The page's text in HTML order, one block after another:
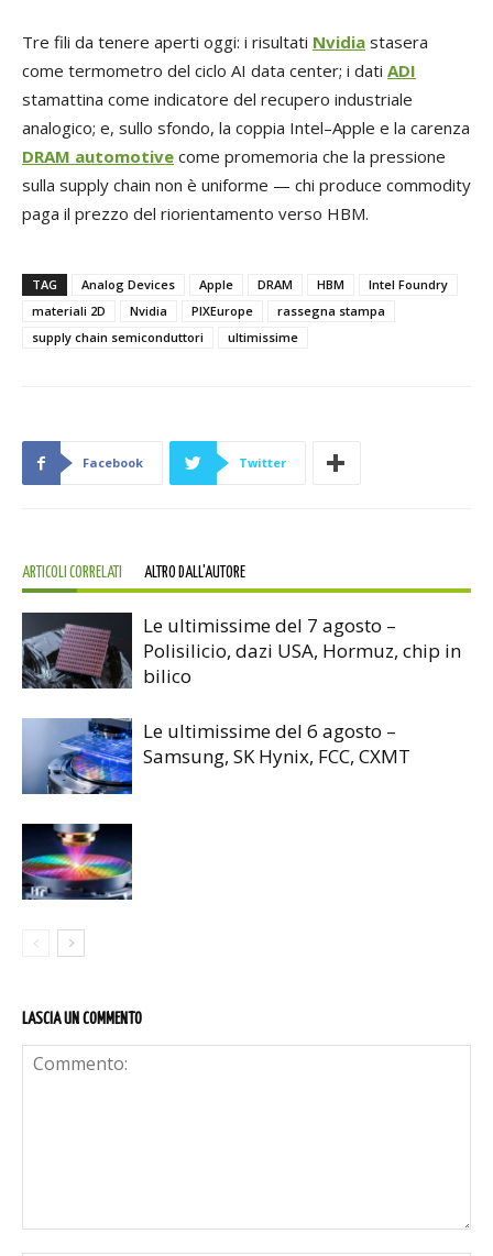
Tre fili da tenere aperti oggi: i risultati Nvidia stasera
come termometro del ciclo AI data center; i dati ADI
stamattina come indicatore del recupero industriale
analogico; e, sullo sfondo, la coppia Intel–Apple e la carenza
DRAM automotive come promemoria che la pressione
sulla supply chain non è uniforme — chi produce commodity
paga il prezzo del riorientamento verso HBM.
TAG Analog Devices Apple DRAM HBM
Intel Foundry
materiali 2D
Nvidia PIXEurope
rassegna stampa
supply chain semiconduttori
ultimissime
Facebook Twitter
ARTICOLI CORRELATI ALTRO DALL'AUTORE
Le ultimissime del 7 agosto –
Polisilicio, dazi USA, Hormuz, chip in
bilico
Le ultimissime del 6 agosto –
Samsung, SK Hynix, FCC, CXMT
LASCIA UN COMMENTO